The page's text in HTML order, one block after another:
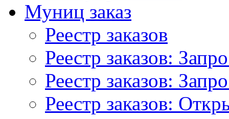
Муниц заказ
Реестр заказов
Реестр заказов:
Реестр заказов:
Реестр заказов: